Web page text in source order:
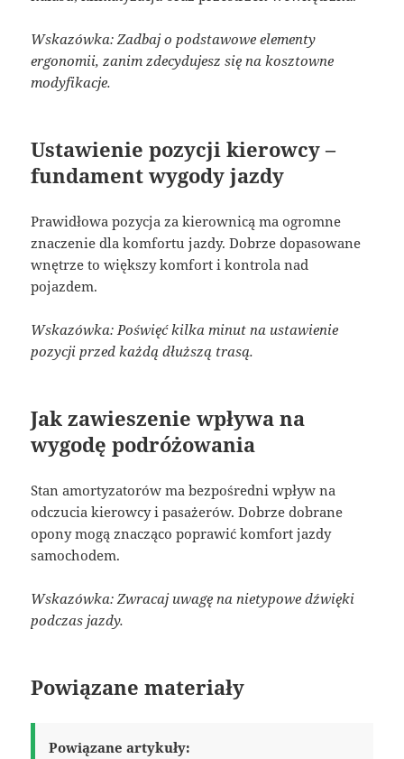
Wskazówka: Zadbaj o podstawowe elementy
ergonomii, zanim zdecydujesz się na kosztowne
modyfikacje.
Ustawienie pozycji kierowcy –
fundament wygody jazdy
Prawidłowa pozycja za kierownicą ma ogromne
znaczenie dla komfortu jazdy. Dobrze dopasowane
wnętrze to większy komfort i kontrola nad
pojazdem.
Wskazówka: Poświęć kilka minut na ustawienie
pozycji przed każdą dłuższą trasą.
Jak zawieszenie wpływa na
wygodę podróżowania
Stan amortyzatorów ma bezpośredni wpływ na
odczucia kierowcy i pasażerów. Dobrze dobrane
opony mogą znacząco poprawić komfort jazdy
samochodem.
Wskazówka: Zwracaj uwagę na nietypowe dźwięki
podczas jazdy.
Powiązane materiały
Powiązane artykuły: